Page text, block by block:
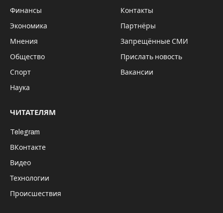
Финансы
Экономика
Мнения
Общество
Спорт
Наука
Контакты
Партнёры
Запрещённые СМИ
Прислать новость
Вакансии
ЧИТАТЕЛЯМ
Telegram
ВКонтакте
Видео
Технологии
Происшествия